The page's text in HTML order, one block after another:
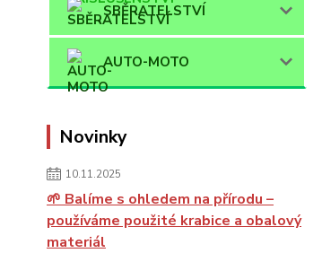
SBĚRATELSTVÍ
AUTO-MOTO
Novinky
10.11.2025
🌱 Balíme s ohledem na přírodu –
používáme použité krabice a obalový
materiál